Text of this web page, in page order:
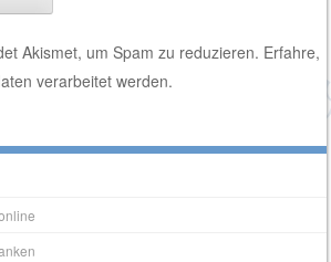
Akismet, um Spam zu reduzieren. Erfahre,
verarbeitet werden.